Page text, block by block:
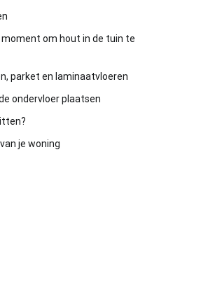
moment om hout in de tuin te
parket en laminaatvloeren
ondervloer plaatsen
je woning